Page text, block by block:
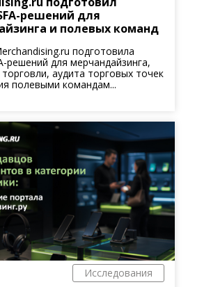
решений для
и полевых команд
подготовила
решений для мерчандайзинга,
аудита торговых точек
полевыми командам...
Исследования